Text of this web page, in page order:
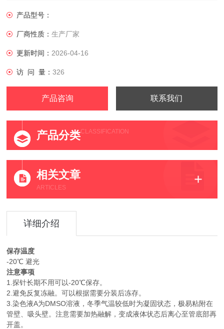
产品型号：
厂商性质：生产厂家
更新时间： 2026-04-16
访 问 量：326
产品咨询 联系我们
产品分类CLASSIFICATION
相关文章
ARTICLES
详细介绍
保存温度
-20℃ 避光
注意事项
1.探针长期不用可以-20℃保存。
2.避免反复冻融。可以根据需要分装后冻存。
3.染色液A为DMSO溶液，冬季气温较低时为凝固状态，极易粘附在
管壁、吸头壁。注意需要加热融解，变成液体状态后离心至管底部再
开盖。